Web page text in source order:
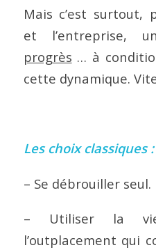
Mais c’est surtout,
et l’entreprise,
progrès … à
cette dynamique.
Les choix classiques :
– Se débrouiller seul.
– Utiliser la
l’outplacement qui